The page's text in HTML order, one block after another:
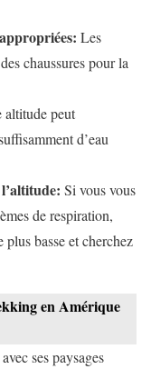
Les
chaussures pour la
altitude peut
d’eau
Si vous vous
de respiration,
basse et cherchez
en Amérique
ses paysages